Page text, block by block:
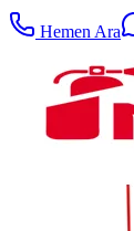
Hemen Ara